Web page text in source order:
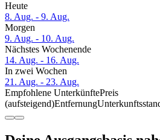
Heute
8. Aug. - 9. Aug.
Morgen
9. Aug. - 10. Aug.
Nächstes Wochenende
14. Aug. - 16. Aug.
In zwei Wochen
21. Aug. - 23. Aug.
Empfohlene UnterkünftePreis
(aufsteigend)Entfernung